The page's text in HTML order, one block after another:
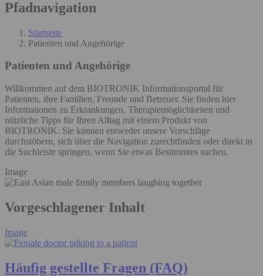
Pfadnavigation
Startseite
Patienten und Angehörige
Patienten und Angehörige
Willkommen auf dem BIOTRONIK Informationsportal für
Patienten, ihre Familien, Freunde und Betreuer. Sie finden hier
Informationen zu Erkrankungen, Therapiemöglichkeiten und
nützliche Tipps für Ihren Alltag mit einem Produkt von
BIOTRONIK. Sie können entweder unsere Vorschläge
durchstöbern, sich über die Navigation zurechtfinden oder direkt in
die Suchleiste springen, wenn Sie etwas Bestimmtes suchen.
Image
Vorgeschlagener Inhalt
Image
Häufig gestellte Fragen (FAQ)